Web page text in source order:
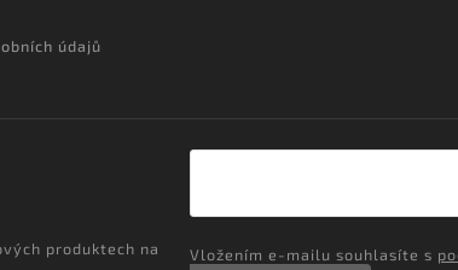
údajů
produktech na
Vložením e-mailu souhlasíte s